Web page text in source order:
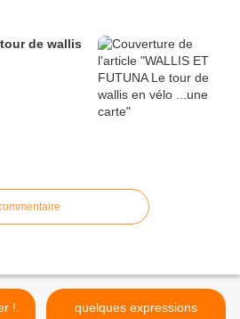
tour de wallis
quelques expressions